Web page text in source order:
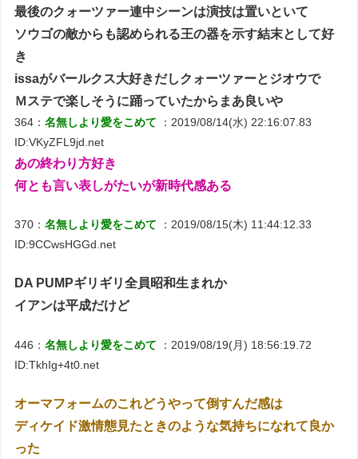
最後のクォーツァー連中シーンは演技は置いといて
ソウゴの敵からも認められる王の器を示す結末として好
き
issaがバールクス大好きだしクォーツァーとジオウで
Ｍステで楽しそうに踊っていたからまあ良いや
364：名無しより愛をこめて
：2019/08/14(水) 22:16:07.83
ID:VKyZFL9jd.net
あの終わり方好き
何とも言い表しがたいが新時代感ある
370：名無しより愛をこめて
：2019/08/15(木) 11:44:12.33
ID:9CCwsHGGd.net
DA PUMPギリギリ全員昭和生まれか
イアンは平成だけど
446：名無しより愛をこめて
：2019/08/19(月) 18:56:19.72
ID:TkhIg+4t0.net
オーマフォームのこれどうやって倒すんだ感は
ディケイド激情態見たときのような気持ちになれて良か
った